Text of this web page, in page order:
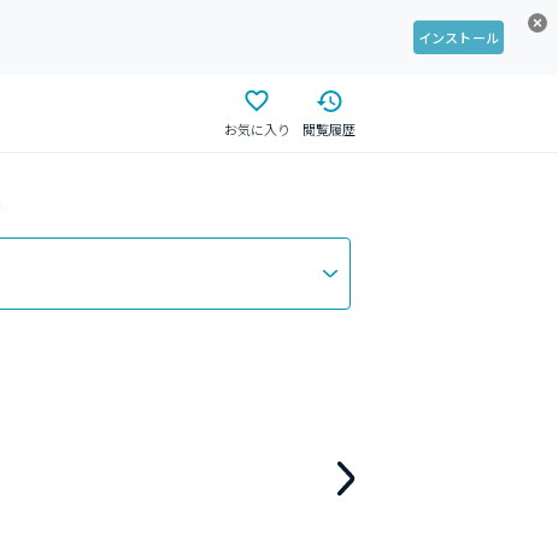
インストール
お気に入り 閲覧履歴